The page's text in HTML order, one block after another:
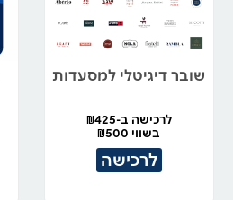
שובר דיגיטלי למסעדות
לרכישה ב-₪425
בשווי ₪500
לרכישה